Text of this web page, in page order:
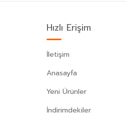
Hızlı Erişim
İletişim
Anasayfa
Yeni Ürünler
İndirimdekiler